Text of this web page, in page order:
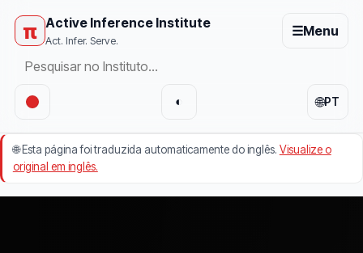
π Active Inference Institute
Act. Infer. Serve.
☰Menu
🌐PT
◐
🌐Esta página foi traduzida automaticamente do inglês. Visualize o
original em inglês.